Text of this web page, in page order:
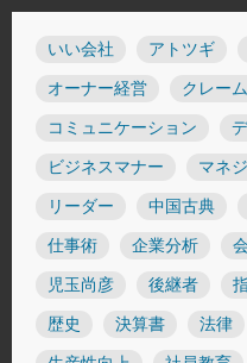
いい会社 アトツギ
オーナー経営 クレー
コミュニケーション
ビジネスマナー マネ
リーダー 中国古典
仕事術 企業分析
児玉尚彦 後継者
歴史 決算書 法律